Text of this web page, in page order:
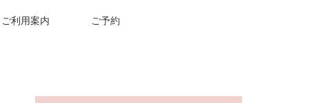
ご利用案内 ご予約